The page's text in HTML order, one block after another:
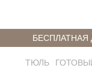
БЕСПЛАТНАЯ
ТЮЛЬ